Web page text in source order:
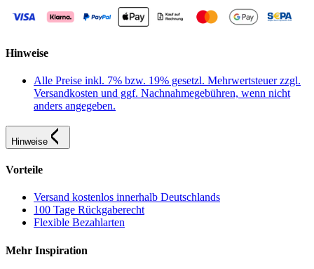
Hinweise
Alle Preise inkl. 7% bzw. 19% gesetzl. Mehrwertsteuer zzgl.
Versandkosten und ggf. Nachnahmegebühren, wenn nicht
anders angegeben.
Hinweise
Vorteile
Versand kostenlos innerhalb Deutschlands
100 Tage Rückgaberecht
Flexible Bezahlarten
Mehr Inspiration